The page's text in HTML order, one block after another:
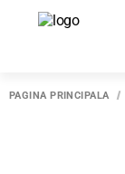
PAGINA PRINCIPALĂ